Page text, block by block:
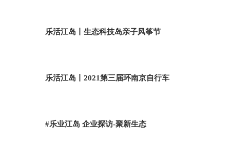
乐活江岛丨生态科技岛亲子风筝节
乐活江岛丨2021第三届环南京自行车
#乐业江岛 企业探访-聚新生态